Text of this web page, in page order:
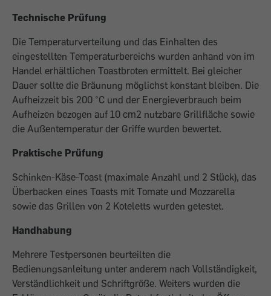
Technische Prüfung
Die Temperaturverteilung und das Einhalten des
eingestellten Temperaturbereichs wurden anhand von im
Handel erhältlichen Toastbroten ermittelt. Bei gleicher
Dauer sollte die Bräunung möglichst konstant bleiben. Die
Aufheizzeit bis 200 °C und der Energieverbrauch beim
Aufheizen bezogen auf 10 cm2 nutzbare Grillfläche sowie
die Außentemperatur der Griffe wurden bewertet.
Praktische Prüfung
Schinken-Käse-Toast (maximale Anzahl und 2 Stück), das
Überbacken eines Toasts mit Tomate und Mozzarella
sowie das Grillen von 2 Koteletts wurden getestet.
Handhabung
Mehrere Testpersonen beurteilten die
Bedienungsanleitung unter anderem nach Vollständigkeit,
Verständlichkeit und Schriftgröße. Weiters wurden die